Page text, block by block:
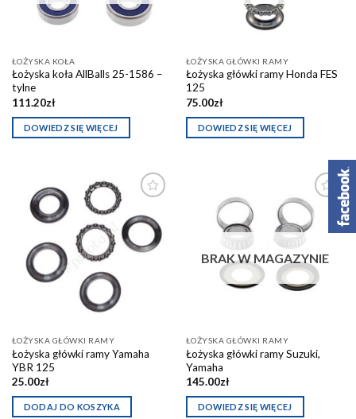
ŁOŻYSKA KOŁA
Łożyska koła AllBalls 25-1586 –
tylne
111.20zł
DOWIEDZ SIĘ WIĘCEJ
ŁOŻYSKA GŁÓWKI RAMY
Łożyska główki ramy Honda FES
125
75.00zł
DOWIEDZ SIĘ WIĘCEJ
Dodaj do
schowka
ŁOŻYSKA GŁÓWKI RAMY
Łożyska główki ramy Yamaha
YBR 125
25.00zł
DODAJ DO KOSZYKA
Dodaj do
schowka
BRAK W MAGAZYNIE
ŁOŻYSKA GŁÓWKI RAMY
Łożyska główki ramy Suzuki,
Yamaha
145.00zł
DOWIEDZ SIĘ WIĘCEJ